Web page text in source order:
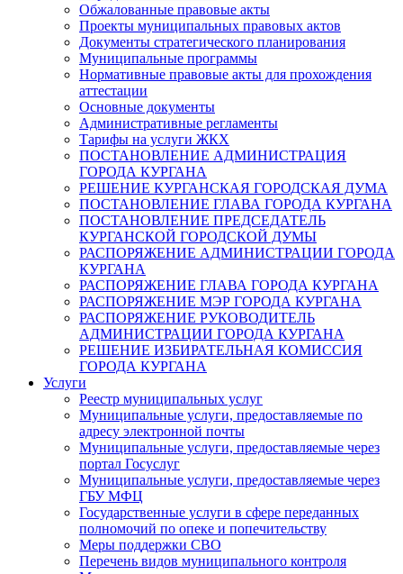
Обжалованные правовые акты
Проекты муниципальных правовых актов
Документы стратегического планирования
Муниципальные программы
Нормативные правовые акты для прохождения
аттестации
Основные документы
Административные регламенты
Тарифы на услуги ЖКХ
ПОСТАНОВЛЕНИЕ АДМИНИСТРАЦИЯ
ГОРОДА КУРГАНА
РЕШЕНИЕ КУРГАНСКАЯ ГОРОДСКАЯ ДУМА
ПОСТАНОВЛЕНИЕ ГЛАВА ГОРОДА КУРГАНА
ПОСТАНОВЛЕНИЕ ПРЕДСЕДАТЕЛЬ
КУРГАНСКОЙ ГОРОДСКОЙ ДУМЫ
РАСПОРЯЖЕНИЕ АДМИНИСТРАЦИИ ГОРОДА
КУРГАНА
РАСПОРЯЖЕНИЕ ГЛАВА ГОРОДА КУРГАНА
РАСПОРЯЖЕНИЕ МЭР ГОРОДА КУРГАНА
РАСПОРЯЖЕНИЕ РУКОВОДИТЕЛЬ
АДМИНИСТРАЦИИ ГОРОДА КУРГАНА
РЕШЕНИЕ ИЗБИРАТЕЛЬНАЯ КОМИССИЯ
ГОРОДА КУРГАНА
Услуги
Реестр муниципальных услуг
Муниципальные услуги, предоставляемые по
адресу электронной почты
Муниципальные услуги, предоставляемые через
портал Госуслуг
Муниципальные услуги, предоставляемые через
ГБУ МФЦ
Государственные услуги в сфере переданных
полномочий по опеке и попечительству
Меры поддержки СВО
Перечень видов муниципального контроля